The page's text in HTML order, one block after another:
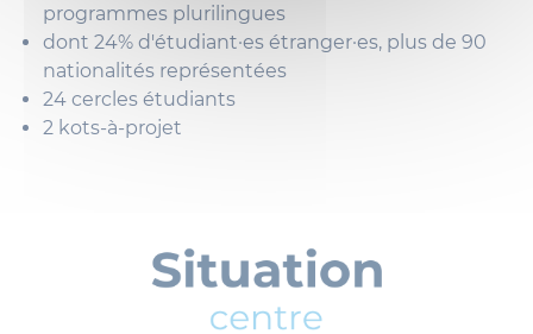
programmes plurilingues
dont 24% d'étudiant·es étranger·es, plus de 90
nationalités représentées
24 cercles étudiants
2 kots-à-projet